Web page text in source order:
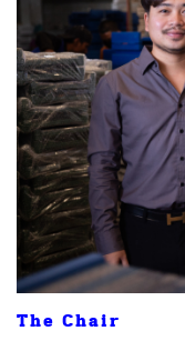
The Chair
ค้นหา
SHARE